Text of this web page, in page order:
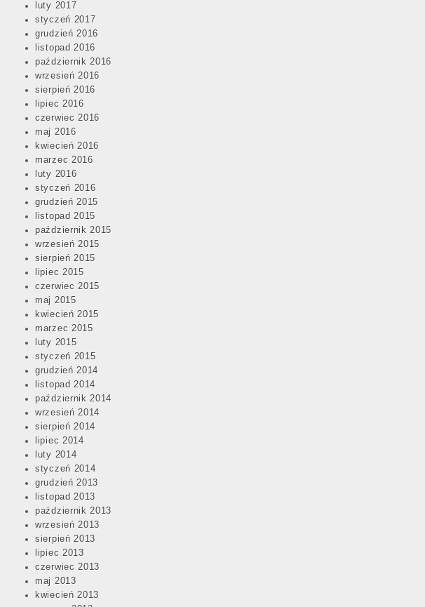
luty 2017
styczeń 2017
grudzień 2016
listopad 2016
październik 2016
wrzesień 2016
sierpień 2016
lipiec 2016
czerwiec 2016
maj 2016
kwiecień 2016
marzec 2016
luty 2016
styczeń 2016
grudzień 2015
listopad 2015
październik 2015
wrzesień 2015
sierpień 2015
lipiec 2015
czerwiec 2015
maj 2015
kwiecień 2015
marzec 2015
luty 2015
styczeń 2015
grudzień 2014
listopad 2014
październik 2014
wrzesień 2014
sierpień 2014
lipiec 2014
luty 2014
styczeń 2014
grudzień 2013
listopad 2013
październik 2013
wrzesień 2013
sierpień 2013
lipiec 2013
czerwiec 2013
maj 2013
kwiecień 2013